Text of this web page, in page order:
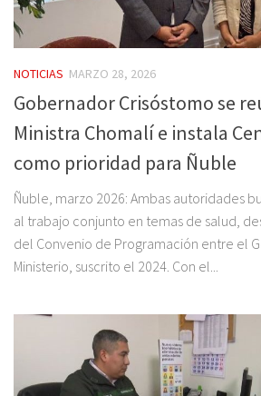
NOTICIAS MARZO 28, 2026
Gobernador Crisóstomo se
Ministra Chomalí e instala
como prioridad para Ñuble
Ñuble, marzo 2026: Ambas autoridades
al trabajo conjunto en temas de salud,
del Convenio de Programación entre el
Ministerio, suscrito el 2024. Con el...